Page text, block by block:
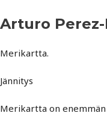
Arturo
Merikartta.
Jännitys
Merikartta on